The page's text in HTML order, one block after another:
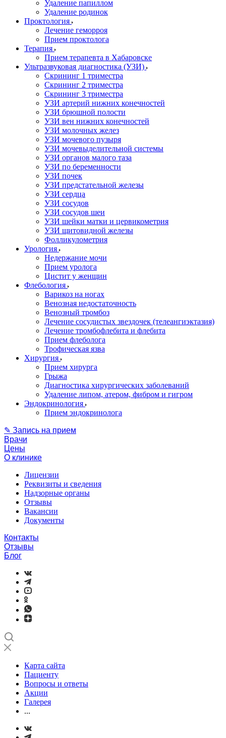
Удаление папиллом
Удаление родинок
Проктология
Лечение геморроя
Прием проктолога
Терапия
Прием терапевта в Хабаровске
Ультразвуковая диагностика (УЗИ)
Скрининг 1 триместра
Скрининг 2 триместра
Скрининг 3 триместра
УЗИ артерий нижних конечностей
УЗИ брюшной полости
УЗИ вен нижних конечностей
УЗИ молочных желез
УЗИ мочевого пузыря
УЗИ мочевыделительной системы
УЗИ органов малого таза
УЗИ по беременности
УЗИ почек
УЗИ предстательной железы
УЗИ сердца
УЗИ сосудов
УЗИ сосудов шеи
УЗИ шейки матки и цервикометрия
УЗИ щитовидной железы
Фолликулометрия
Урология
Недержание мочи
Прием уролога
Цистит у женщин
Флебология
Варикоз на ногах
Венозная недостаточность
Венозный тромбоз
Лечение сосудистых звездочек (телеангиэктазия)
Лечение тромбофлебита и флебита
Прием флеболога
Трофическая язва
Хирургия
Прием хирурга
Грыжа
Диагностика хирургических заболеваний
Удаление липом, атером, фибром и гигром
Эндокринология
Прием эндокринолога
✎ Запись на прием
Врачи
Цены
О клинике
Лицензии
Реквизиты и сведения
Надзорные органы
Отзывы
Вакансии
Документы
Контакты
Отзывы
Блог
Карта сайта
Пациенту
Вопросы и ответы
Акции
Галерея
...